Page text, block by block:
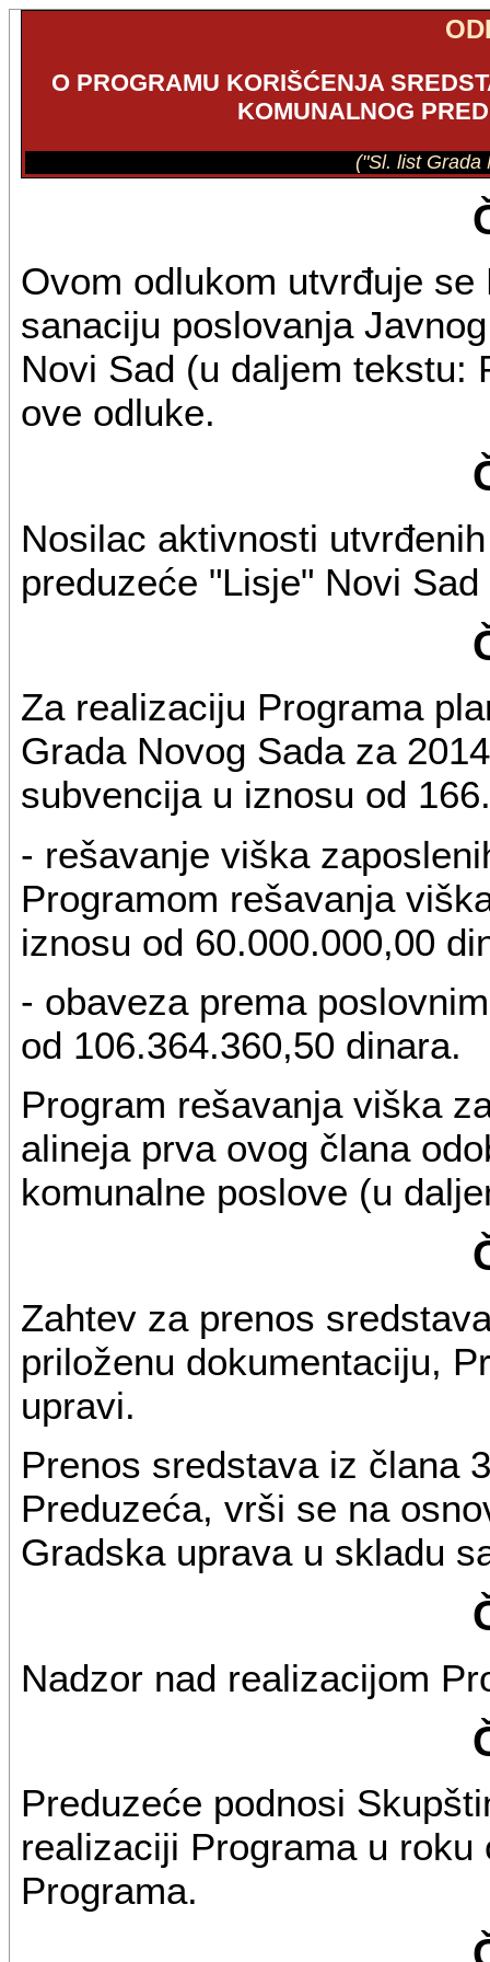
O PROGRAMU KORIŠĆENJA
KOMUNALNOG
("Sl. list Grada
Ovom odlukom utvrđuje
sanaciju poslovanja
Novi Sad (u daljem tekstu:
ove odluke.
Nosilac aktivnosti
preduzeće "Lisje" Novi
Za realizaciju Programa
Grada Novog Sada za
subvencija u iznosu od
- rešavanje viška
Programom rešavanja
iznosu od 60.000.000,00
- obaveza prema
od 106.364.360,50 dinara.
Program rešavanja viška
alineja prva ovog člana
komunalne poslove (u
Zahtev za prenos
priloženu dokumentaciju,
upravi.
Prenos sredstava iz člana
Preduzeća, vrši se na
Gradska uprava u skladu
Nadzor nad realizacijom
Preduzeće podnosi
realizaciji Programa u
Programa.